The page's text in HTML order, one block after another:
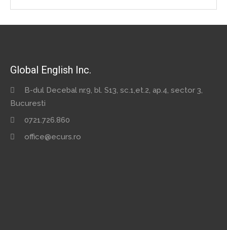
Global English Inc.
B-dul Decebal nr.9, bl. S13, sc.1,et.2, ap.4, sector 3,
Bucuresti
0721.726.860
office@ecurs.ro